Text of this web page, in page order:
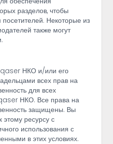
разделов, чтобы
Некоторые из
также могут
НКО и/или его
всех прав на
для всех
НКО. Все права на
защищены. Вы
этому ресурсу с
использования с
в этих условиях.